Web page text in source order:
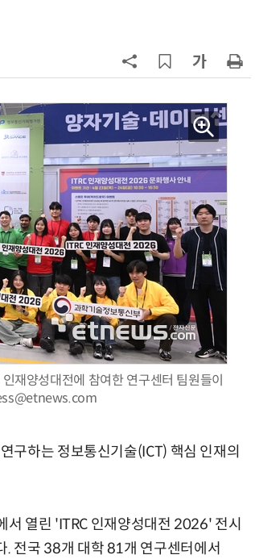
재양성대전에 참여한 연구센터 팀원들이
구하는 정보통신기술(ICT) 핵심 인재의
열린 'ITRC 인재양성대전 2026' 전시
. 전국 38개 대학 81개 연구센터에서
분기 사상 최대 매출
트북 공략 본격화…MSI 모니터 공개
인텔 오하이오 팹 '초과근무' 공사 가
속…외부 파트너 유치 포석
10 삼성전자 차세대 메모리 'V낸드
·PIM', FMS 2026 어워드서 2관왕